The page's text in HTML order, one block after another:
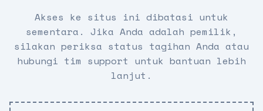
Akses ke situs ini dibatasi untuk
sementara. Jika Anda adalah pemilik,
silakan periksa status tagihan Anda atau
hubungi tim support untuk bantuan lebih
lanjut.